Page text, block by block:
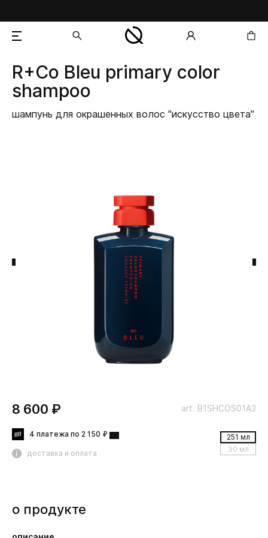
добавлен в корзину
R+Co Bleu primary color
shampoo
шампунь для окрашенных волос "искусство цвета"
art. B1SHCOS01A3
251 мл
30 мл
8 600 ₽
4 платежа по 2 150 ₽
доставка и оплата
о продукте